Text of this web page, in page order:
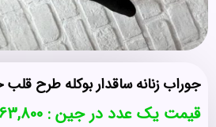
جوراب زنانه ساقدار بوکله طرح قلب
قیمت یک عدد در جین : 63,800